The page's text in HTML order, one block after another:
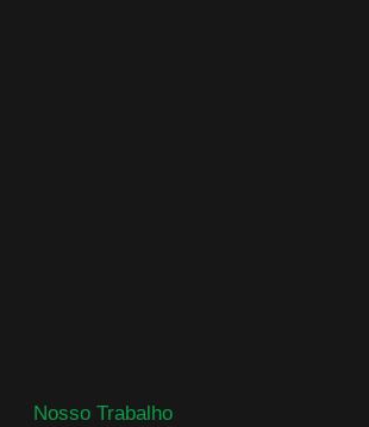
Nosso Trabalho